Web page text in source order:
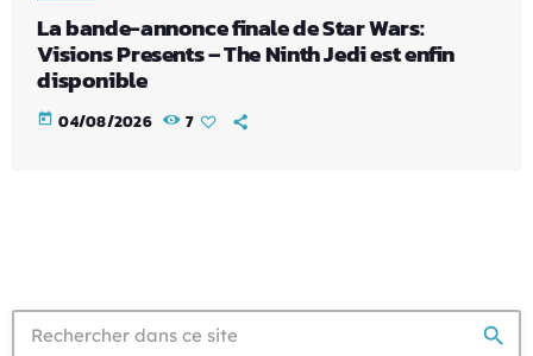
La bande-annonce finale de Star Wars:
Visions Presents – The Ninth Jedi est enfin
disponible
today 04/08/2026 7
search